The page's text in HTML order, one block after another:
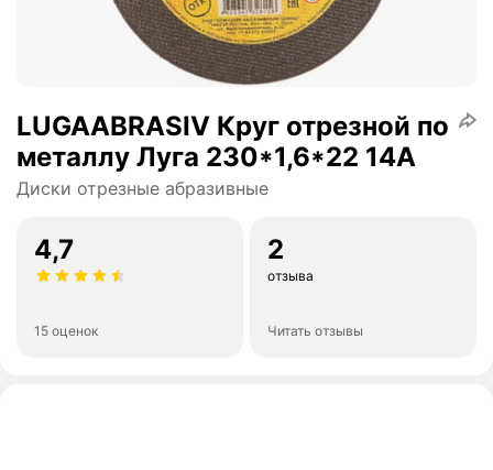
LUGAABRASIV Круг отрезной по
металлу Луга 230*1,6*22 14А
Диски отрезные абразивные
4,7
15 оценок
2
отзыва
Читать отзывы